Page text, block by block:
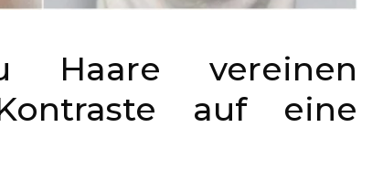
Haare vereinen
auf eine